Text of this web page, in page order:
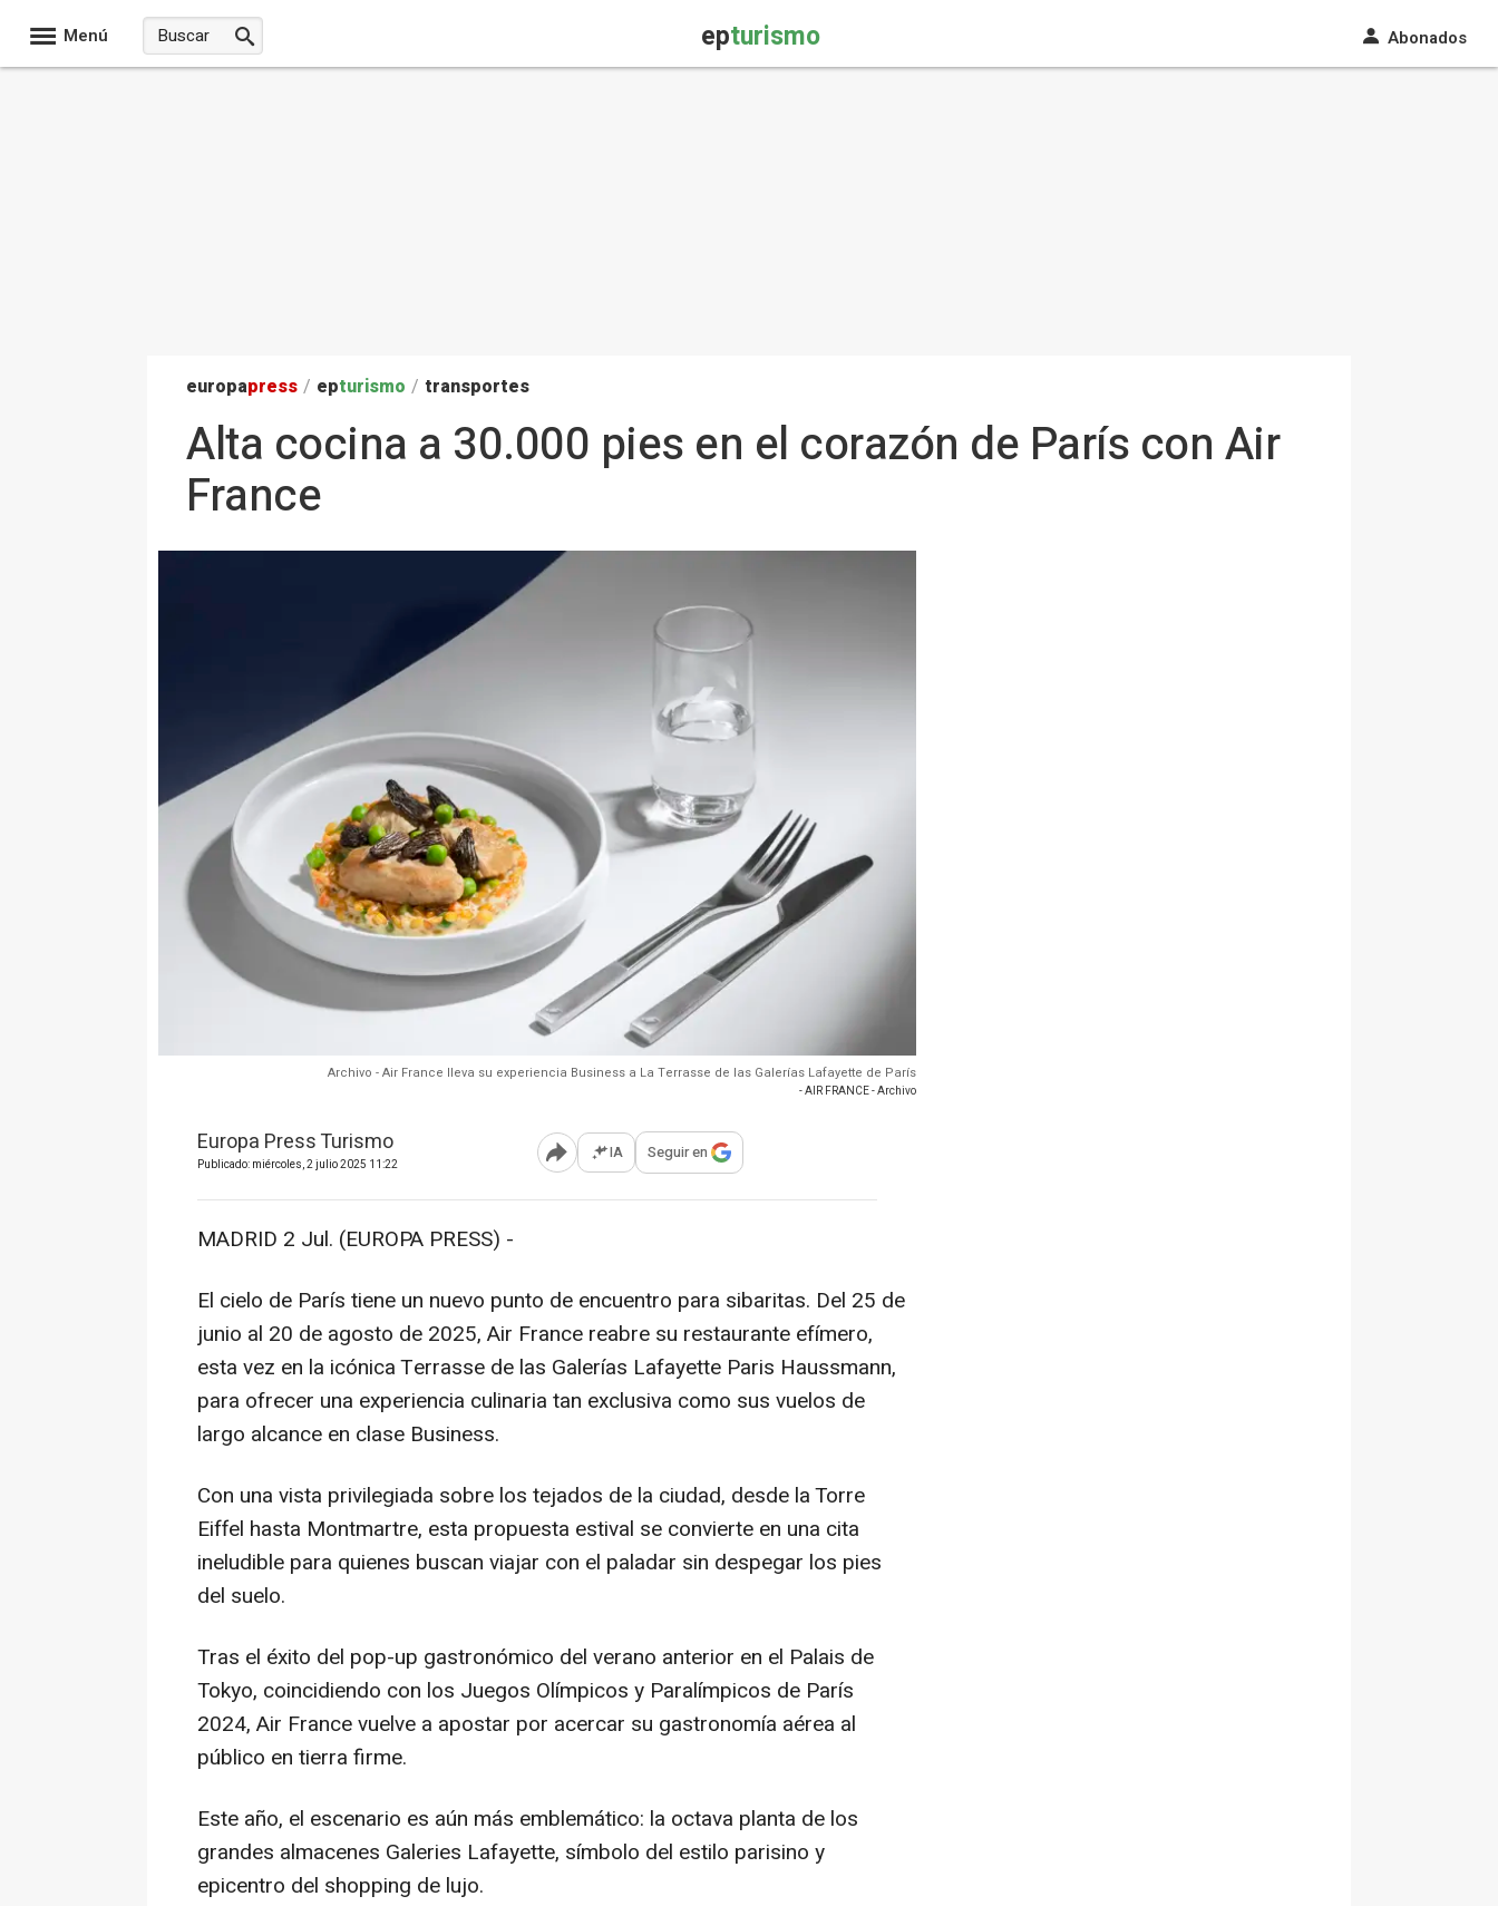
Menú epturismo Abonados
europapress / epturismo / transportes
Alta cocina a 30.000 pies en el corazón de París con Air
France
Archivo - Air France lleva su experiencia Business a La Terrasse de las Galerías Lafayette de París
- AIR FRANCE - Archivo
Europa Press Turismo
Publicado: miércoles, 2 julio 2025 11:22 Abrir opciones para compartir
IA Seguir en
MADRID 2 Jul. (EUROPA PRESS) -
El cielo de París tiene un nuevo punto de encuentro para sibaritas. Del 25 de
junio al 20 de agosto de 2025, Air France reabre su restaurante efímero,
esta vez en la icónica Terrasse de las Galerías Lafayette Paris Haussmann,
para ofrecer una experiencia culinaria tan exclusiva como sus vuelos de
largo alcance en clase Business.
Con una vista privilegiada sobre los tejados de la ciudad, desde la Torre
Eiffel hasta Montmartre, esta propuesta estival se convierte en una cita
ineludible para quienes buscan viajar con el paladar sin despegar los pies
del suelo.
Tras el éxito del pop-up gastronómico del verano anterior en el Palais de
Tokyo, coincidiendo con los Juegos Olímpicos y Paralímpicos de París
2024, Air France vuelve a apostar por acercar su gastronomía aérea al
público en tierra firme.
Este año, el escenario es aún más emblemático: la octava planta de los
grandes almacenes Galeries Lafayette, símbolo del estilo parisino y
epicentro del shopping de lujo.